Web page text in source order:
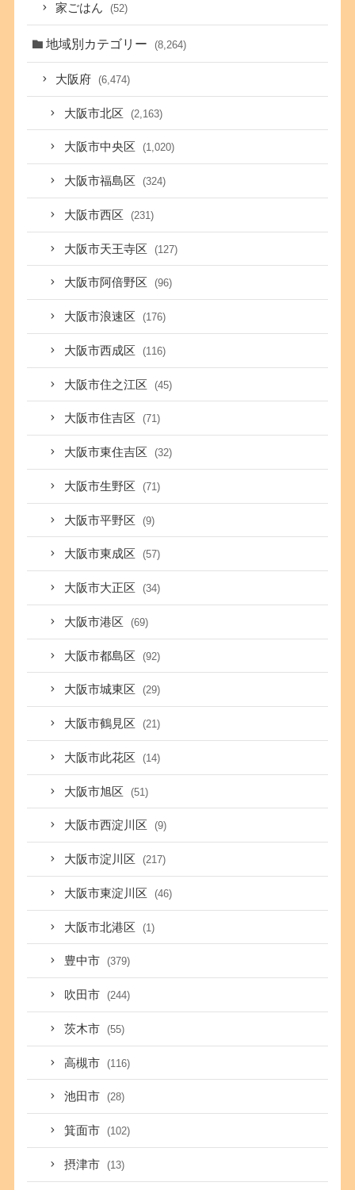
家ごはん (52)
地域別カテゴリー (8,264)
大阪府 (6,474)
大阪市北区 (2,163)
大阪市中央区 (1,020)
大阪市福島区 (324)
大阪市西区 (231)
大阪市天王寺区 (127)
大阪市阿倍野区 (96)
大阪市浪速区 (176)
大阪市西成区 (116)
大阪市住之江区 (45)
大阪市住吉区 (71)
大阪市東住吉区 (32)
大阪市生野区 (71)
大阪市平野区 (9)
大阪市東成区 (57)
大阪市大正区 (34)
大阪市港区 (69)
大阪市都島区 (92)
大阪市城東区 (29)
大阪市鶴見区 (21)
大阪市此花区 (14)
大阪市旭区 (51)
大阪市西淀川区 (9)
大阪市淀川区 (217)
大阪市東淀川区 (46)
大阪市北港区 (1)
豊中市 (379)
吹田市 (244)
茨木市 (55)
高槻市 (116)
池田市 (28)
箕面市 (102)
摂津市 (13)